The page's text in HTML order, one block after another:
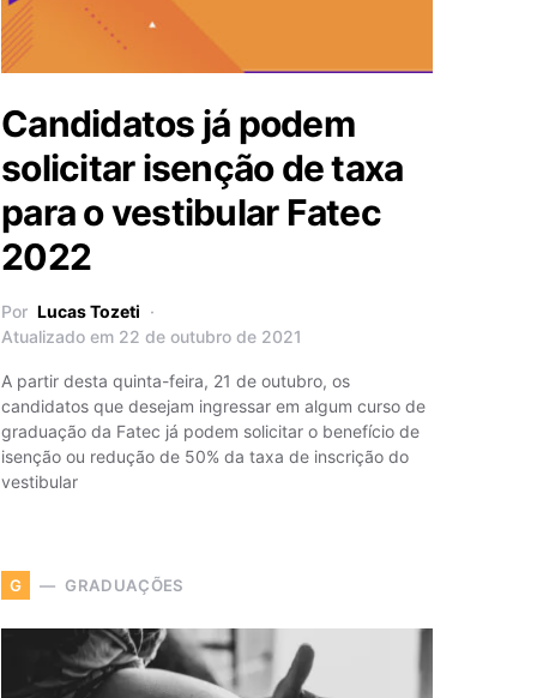
Candidatos já podem
solicitar isenção de taxa
para o vestibular Fatec
2022
Por Lucas Tozeti
Atualizado em 22 de outubro de 2021
A partir desta quinta-feira, 21 de outubro, os
candidatos que desejam ingressar em algum curso de
graduação da Fatec já podem solicitar o benefício de
isenção ou redução de 50% da taxa de inscrição do
vestibular
G GRADUAÇÕES